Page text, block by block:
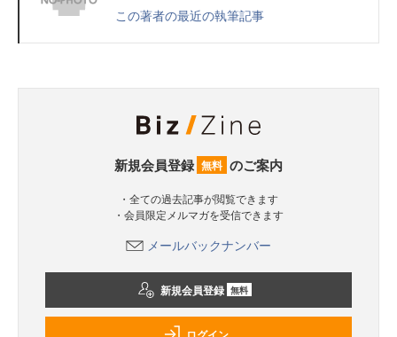
この著者の最近の執筆記事
新規会員登録 無料 のご案内
・全ての過去記事が閲覧できます
・会員限定メルマガを受信できます
メールバックナンバー
新規会員登録 無料